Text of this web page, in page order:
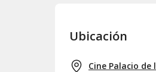
Ubicación
Cine Palacio de